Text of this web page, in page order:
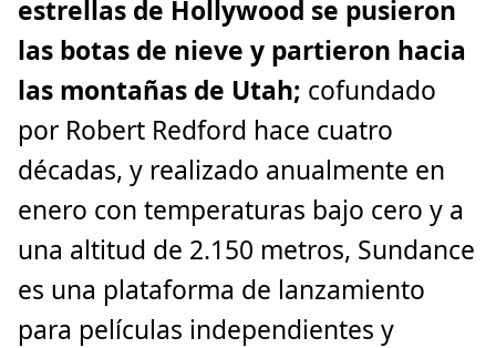
estrellas de Hollywood se pusieron
las botas de nieve y partieron hacia
las montañas de Utah; cofundado
por Robert Redford hace cuatro
décadas, y realizado anualmente en
enero con temperaturas bajo cero y a
una altitud de 2.150 metros, Sundance
es una plataforma de lanzamiento
para películas independientes y